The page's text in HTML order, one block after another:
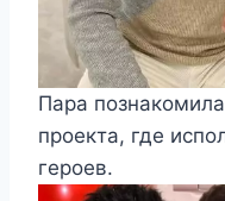
Пара
проекта, где
героев.